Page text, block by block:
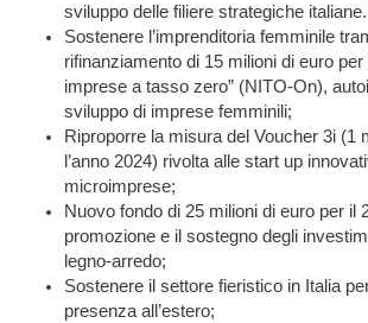
sviluppo delle filiere strategiche italiane.
Sostenere l’imprenditoria femminile
rifinanziamento di 15 milioni di euro
imprese a tasso zero” (NITO-On),
sviluppo di imprese femminili;
Riproporre la misura del Voucher 3i (1
l’anno 2024) rivolta alle start up
microimprese;
Nuovo fondo di 25 milioni di euro per il
promozione e il sostegno degli
legno-arredo;
Sostenere il settore fieristico in Italia
presenza all’estero;